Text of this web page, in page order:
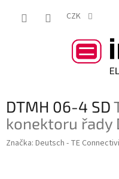
CZK
DTMH 06-4 SD
konektoru řady
Značka: Deutsch - TE